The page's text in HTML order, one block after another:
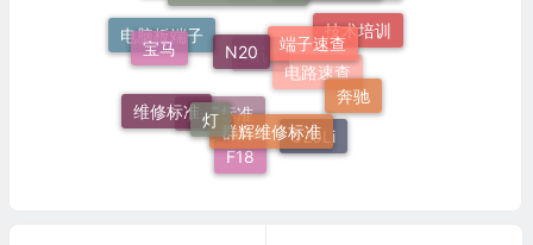
施工标准
培训
电路速查
520Li
F18
维修标准
电脑板端子
技术培训
奔驰
群辉维修标准
灯
宝马
端子速查